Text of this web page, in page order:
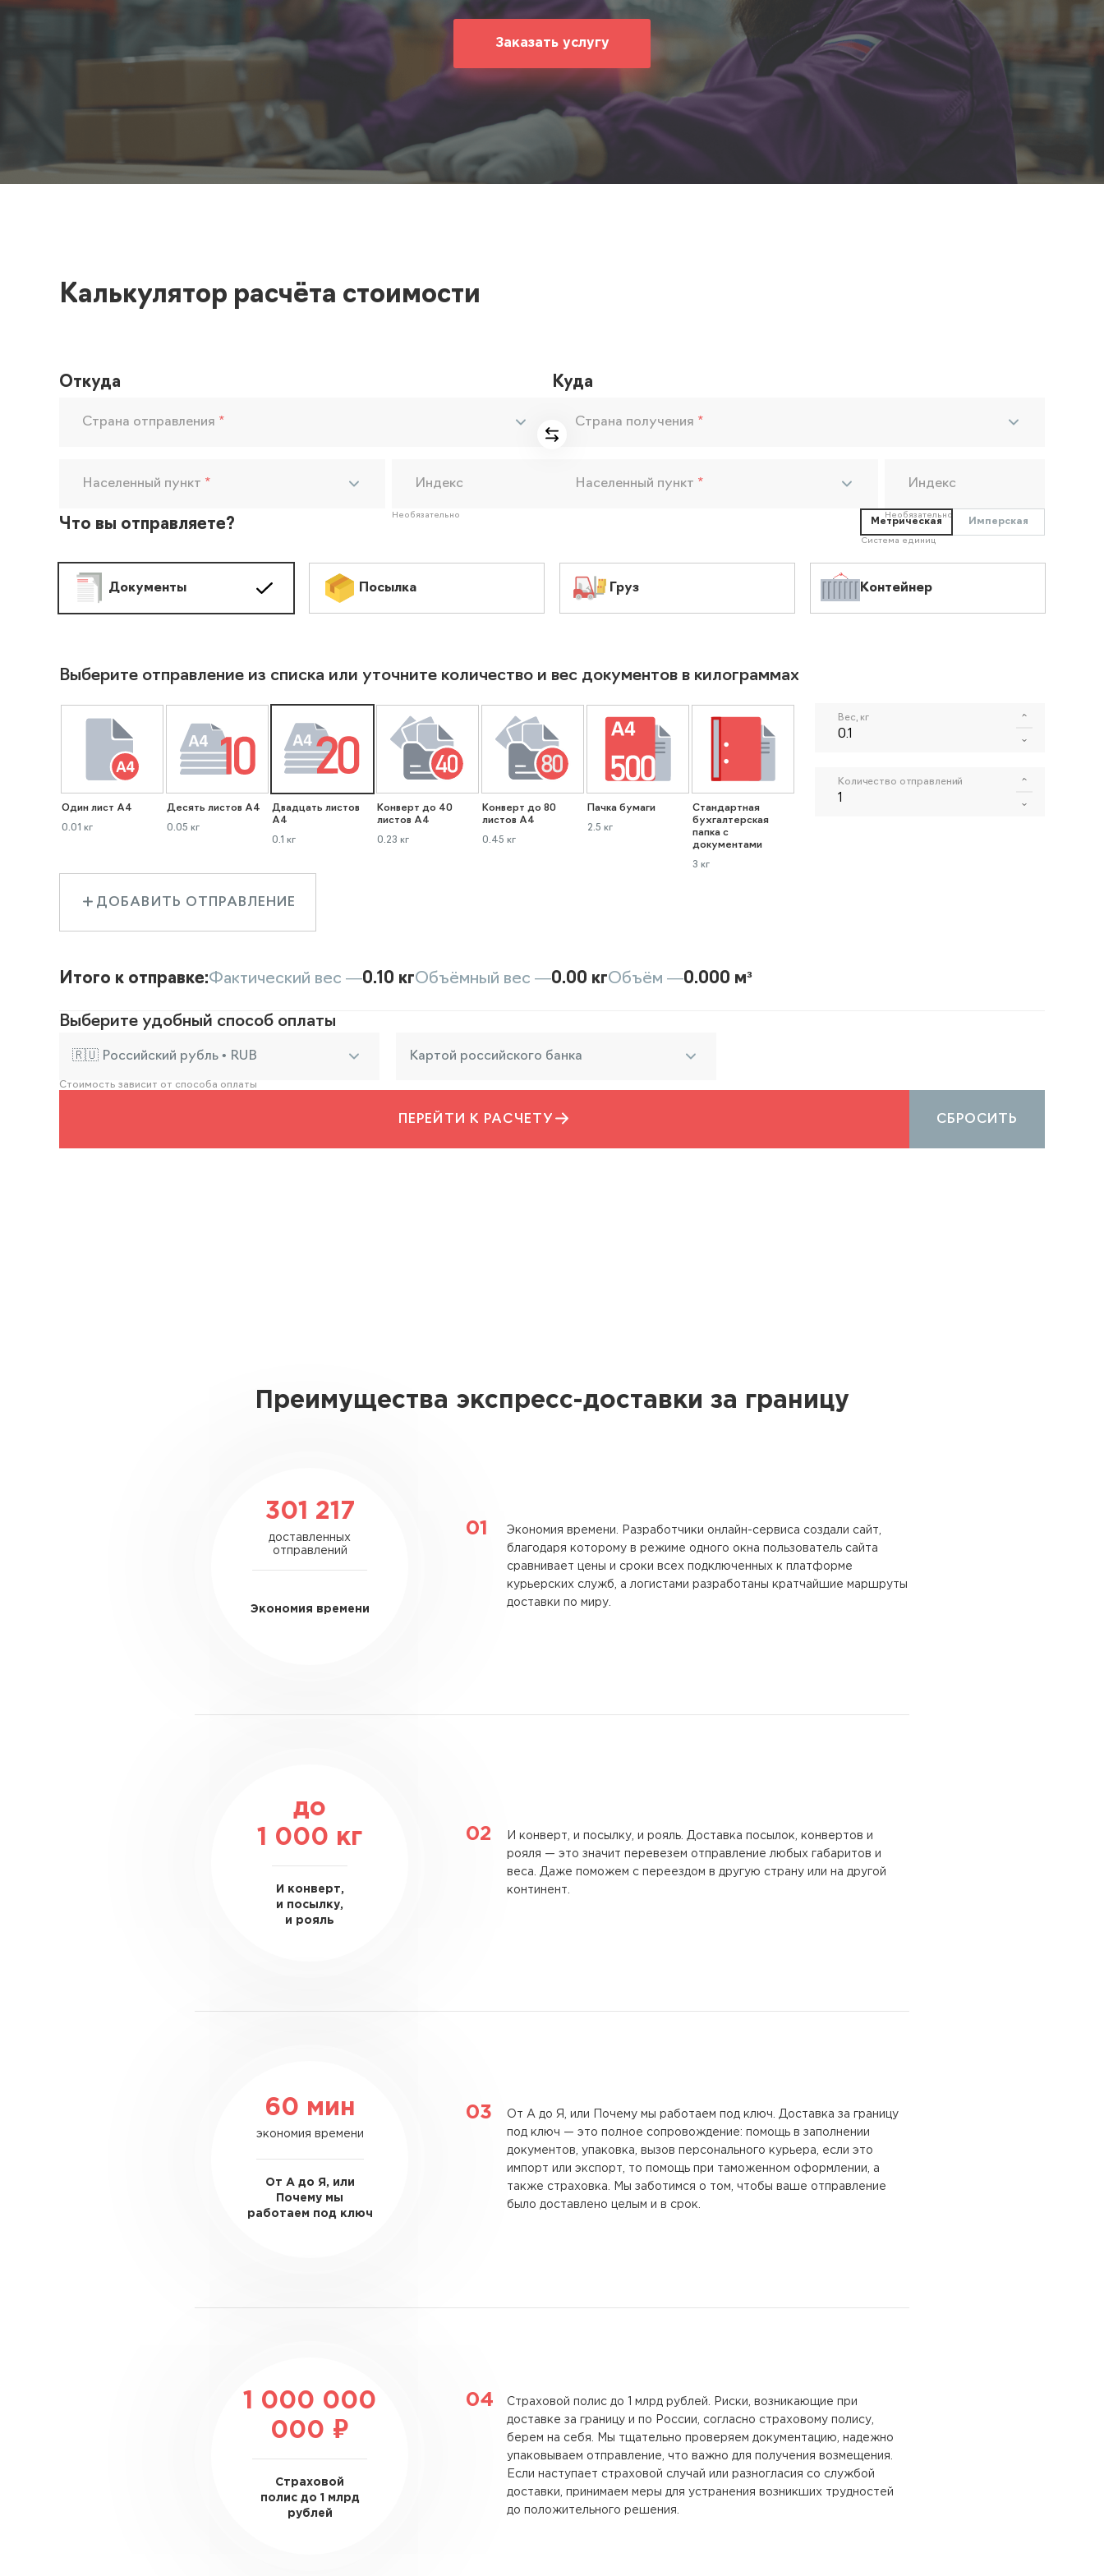
Полезная информация
декларирование
Заказать услугу
Калькулятор расчёта стоимости
Откуда
Страна отправления *
Населенный пункт * Индекс
Необязательно
Куда
Страна получения *
Населенный пункт * Индекс
Необязательно
Что вы отправляете? Метрическая Имперская
Система единиц
Документы Посылка Груз Контейнер
Выберите отправление из списка или уточните количество и вес документов в килограммах
Один лист А4
0.01 кг
Десять листов А4
0.05 кг
Двадцать листов
А4
0.1 кг
Конверт до 40
листов А4
0.23 кг
Конверт до 80
листов А4
0.45 кг
Пачка бумаги
2.5 кг
Стандартная
бухгалтерская
папка с
документами
3 кг
Вес, кг
Количество отправлений
ДОБАВИТЬ ОТПРАВЛЕНИЕ
Итого к отправке:Фактический вес —0.10 кгОбъёмный вес —0.00 кгОбъём —0.000 м³
Выберите удобный способ оплаты
🇷🇺 Российский рубль • RUB Картой российского банка
Стоимость зависит от способа оплаты
ПЕРЕЙТИ К РАСЧЕТУ СБРОСИТЬ
Преимущества экспресс-доставки за границу
301 217
доставленных
отправлений
Экономия времени
Экономия времени.
Разработчики онлайн-сервиса создали сайт,
благодаря которому в режиме одного окна пользователь сайта
сравнивает цены и сроки всех подключенных к платформе
курьерских служб, а логистами разработаны кратчайшие маршруты
доставки по миру.
до
1 000 кг
И конверт,
и посылку,
и рояль
И конверт, и посылку, и рояль.
Доставка посылок, конвертов и
рояля — это значит перевезем отправление любых габаритов и
веса. Даже поможем с переездом в другую страну или на другой
континент.
60 мин
экономия времени
От А до Я, или
Почему мы
работаем под ключ
От А до Я, или Почему мы работаем под ключ.
Доставка за границу
под ключ — это полное сопровождение: помощь в заполнении
документов, упаковка, вызов персонального курьера, если это
импорт или экспорт, то помощь при таможенном оформлении, а
также страховка. Мы заботимся о том, чтобы ваше отправление
было доставлено целым и в срок.
1 000 000
000 ₽
Страховой
полис до 1 млрд
рублей
Страховой полис до 1 млрд рублей.
Риски, возникающие при
доставке за границу и по России, согласно страховому полису,
берем на себя. Мы тщательно проверяем документацию, надежно
упаковываем отправление, что важно для получения возмещения.
Если наступает страховой случай или разногласия со службой
доставки, принимаем меры для устранения возникших трудностей
до положительного решения.